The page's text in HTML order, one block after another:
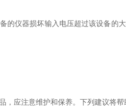
的仪器损坏输入电压超过该设备的
应注意维护和保养。下列建议将帮